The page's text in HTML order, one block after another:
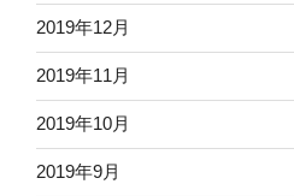
2019年12月
2019年11月
2019年10月
2019年9月